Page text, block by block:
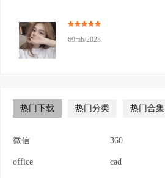
69mb/2023
热门下载 热门分类 热门合集
微信 360
office cad